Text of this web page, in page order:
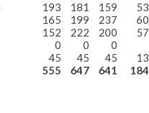
193 181 159
165 199 237
152 222 200
0 0
0
45 45 45
555 647 641